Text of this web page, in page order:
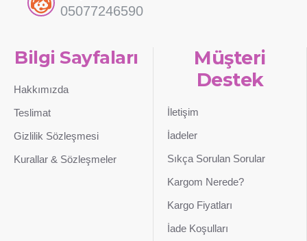
05077246590
Bilgi Sayfaları
Hakkımızda
Teslimat
Gizlilik Sözleşmesi
Kurallar & Sözleşmeler
Müşteri
Destek
İletişim
İadeler
Sıkça Sorulan Sorular
Kargom Nerede?
Kargo Fiyatları
İade Koşulları